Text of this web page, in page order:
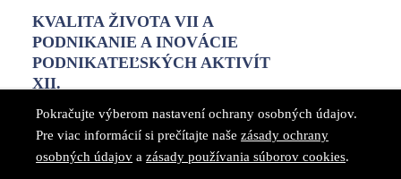
KVALITA ŽIVOTA VII A
PODNIKANIE A INOVÁCIE
PODNIKATEĽSKÝCH AKTIVÍT
XII.
27. Apr 2017 /
27. apríla 2017 sa v Prešove v budove Vysokej školy
Pokračujte výberom nastavení ochrany osobných údajov.
Pre viac informácií si prečítajte našezásady ochrany
osobných údajov azásady používania súborov cookies.